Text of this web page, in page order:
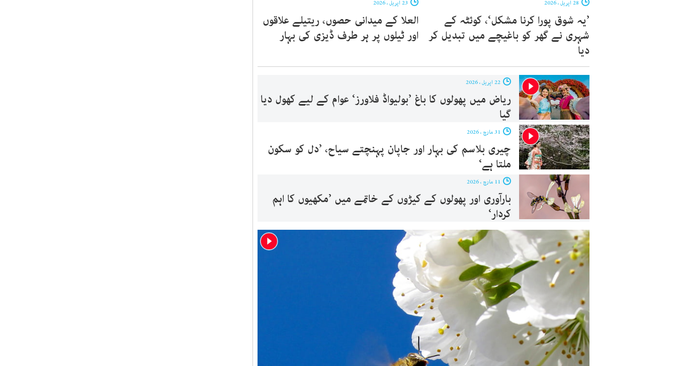
’یہ شوق پورا کرنا مشکل‘، کوئٹہ کے
شہری نے گھر کو باغیچے میں تبدیل کر
دیا
العلا کے میدانی حصوں، ریتیلے علاقوں
اور ٹیلوں پر ہر طرف ڈیزی کی بہار
ریاض میں پھولوں کا باغ ’بولیواڈ فلاورز‘ عوام کے لیے کھول دیا
گیا
چیری بلاسم کی بہار اور جاپان پہنچتے سیاح، ’دل کو سکون
ملتا ہے‘
بارآوری اور پھولوں کے کیڑوں کے خاتمے میں ’مکھیوں کا اہم
کردار‘